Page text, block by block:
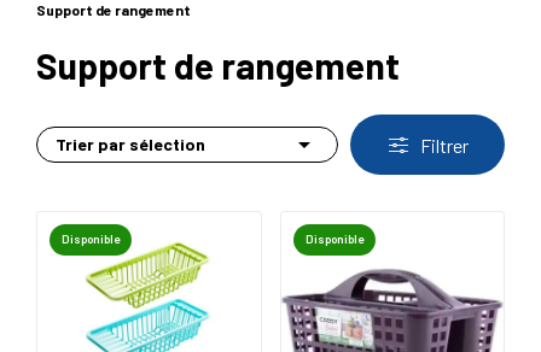
Support de rangement
Support de rangement
Trier par sélection  Filtrer
Disponible Disponible